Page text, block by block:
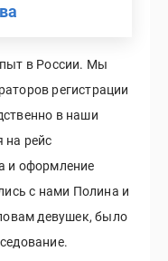
в России. Мы
регистрации
в наши
на рейс
и оформление
с нами Полина и
девушек, было